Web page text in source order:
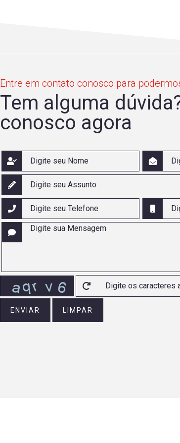
Entre em contato conosco para
Tem alguma
conosco agora
ENVIAR LIMPAR